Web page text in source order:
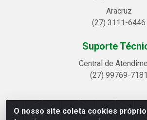
O nosso site coleta cookies
Aracruz
(27) 3111-6446
Suporte
Central de
(27) 99769-7181
Linhavix Distribuidora LTDA - Avenida